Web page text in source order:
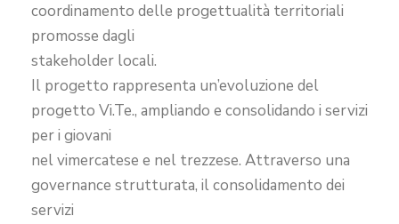
coordinamento delle progettualità territoriali
promosse dagli
stakeholder locali.
Il progetto rappresenta un’evoluzione del
progetto Vi.Te., ampliando e consolidando i servizi
per i giovani
nel vimercatese e nel trezzese. Attraverso una
governance strutturata, il consolidamento dei
servizi